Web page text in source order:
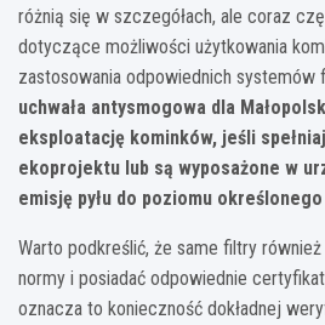
różnią się w szczegółach, ale coraz
dotyczące możliwości użytkowania
zastosowania odpowiednich systemów
uchwała antysmogowa dla
eksploatację kominków, jeśli
ekoprojektu lub są wyposażone w
emisję pyłu do poziomu
Warto podkreślić, że same filtry również
normy i posiadać odpowiednie
oznacza to konieczność dokładnej